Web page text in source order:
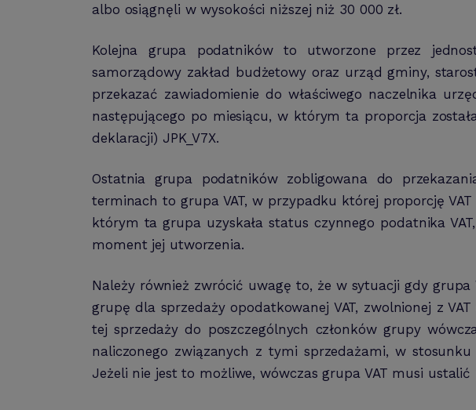
albo osiągnęli w wysokości niższej niż 30 000 zł.
Kolejna grupa podatników to utworzone przez
samorządowy zakład budżetowy oraz urząd gminy,
przekazać zawiadomienie do właściwego naczelnika
następującego po miesiącu, w którym ta proporcja
deklaracji) JPK_V7X.
Ostatnia grupa podatników zobligowana do
terminach to grupa VAT, w przypadku której proporcję
którym ta grupa uzyskała status czynnego podatnika
moment jej utworzenia.
Należy również zwrócić uwagę to, że w sytuacji gdy
grupę dla sprzedaży opodatkowanej VAT, zwolnionej z
tej sprzedaży do poszczególnych członków grupy
naliczonego związanych z tymi sprzedażami, w
Jeżeli nie jest to możliwe, wówczas grupa VAT musi